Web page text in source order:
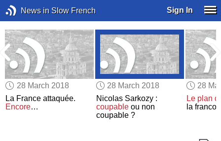
News in Slow French Sign In
28 March 2018
La France attaquée.
Encore…
28 March 2018
Nicolas Sarkozy :
coupableou non
coupable ?
28
Le plan
la